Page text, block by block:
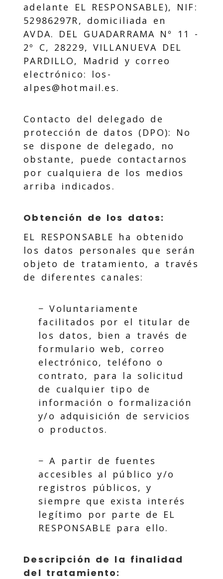
adelante EL RESPONSABLE), NIF:
52986297R, domiciliada en
AVDA. DEL GUADARRAMA Nº 11 -
2º C, 28229, VILLANUEVA DEL
PARDILLO, Madrid y correo
electrónico: los-
alpes@hotmail.es.
Contacto del delegado de
protección de datos (DPO): No
se dispone de delegado, no
obstante, puede contactarnos
por cualquiera de los medios
arriba indicados.
Obtención de los datos:
EL RESPONSABLE ha obtenido
los datos personales que serán
objeto de tratamiento, a través
de diferentes canales:
− Voluntariamente
facilitados por el titular de
los datos, bien a través de
formulario web, correo
electrónico, teléfono o
contrato, para la solicitud
de cualquier tipo de
información o formalización
y/o adquisición de servicios
o productos.
− A partir de fuentes
accesibles al público y/o
registros públicos, y
siempre que exista interés
legítimo por parte de EL
RESPONSABLE para ello.
Descripción de la finalidad
del tratamiento: